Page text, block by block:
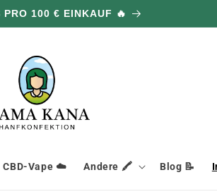
PRO 100 € EINKAUF 🔥
CBD-Vape ☁️ Andere 🖍️ Blog 📝